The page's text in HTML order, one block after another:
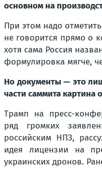
основном на
При этом надо
не говорится прямо о
хотя сама Россия
формулировка мягче,
Но документы — это
части саммита картина
Трамп на пресс-
ряд громких
российским НПЗ,
идея лицензии на
украинских дронов.